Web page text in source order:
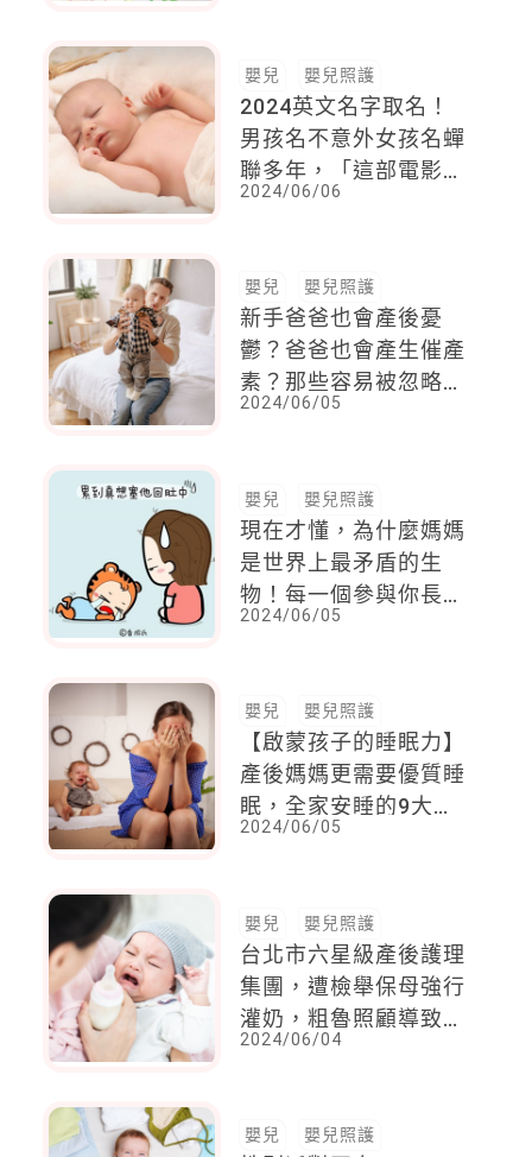
嬰兒 嬰兒照護
2024英文名字取名！
男孩名不意外女孩名蟬
聯多年，「這部電影」
成了爸媽取名最新靈感
2024/06/06
嬰兒 嬰兒照護
新手爸爸也會產後憂
鬱？爸爸也會產生催產
素？那些容易被忽略的
初為父小細節
2024/06/05
嬰兒 嬰兒照護
現在才懂，為什麼媽媽
是世界上最矛盾的生
物！每一個參與你長大
的片段都彌足珍貴
2024/06/05
嬰兒 嬰兒照護
【啟蒙孩子的睡眠力】
產後媽媽更需要優質睡
眠，全家安睡的9大睡
眠法則
2024/06/05
嬰兒 嬰兒照護
台北市六星級產後護理
集團，遭檢舉保母強行
灌奶，粗魯照顧導致寶
寶受傷
2024/06/04
嬰兒 嬰兒照護